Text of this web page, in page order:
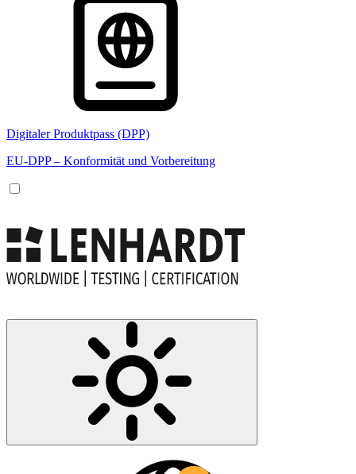
Digitaler Produktpass (DPP)
EU-DPP – Konformität und Vorbereitung